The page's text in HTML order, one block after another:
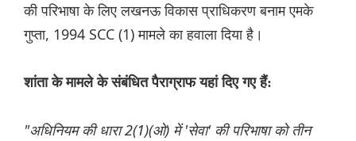
की परिभाषा के लिए लखनऊ विकास प्राधिकरण बनाम एमके
गुप्ता, 1994 SCC (1) मामले का हवाला दिया है।
शांता के मामले के संबंधित पैराग्राफ यहां दिए गए हैं:
"अधिनियम की धारा 2(1)(ओ) में 'सेवा' की परिभाषा को तीन